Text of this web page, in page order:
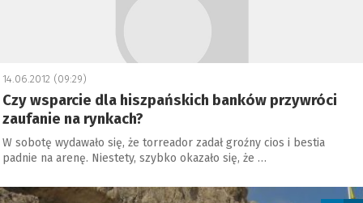
14.06.2012 (09:29)
Czy wsparcie dla hiszpańskich banków przywróci
zaufanie na rynkach?
W sobotę wydawało się, że torreador zadał groźny cios i bestia
padnie na arenę. Niestety, szybko okazało się, że …